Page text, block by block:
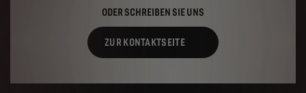
ODER SCHREIBEN SIE UNS
ZUR KONTAKTSEITE